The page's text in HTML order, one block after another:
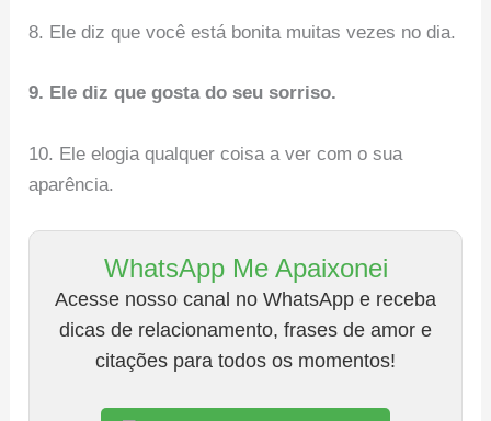
8. Ele diz que você está bonita muitas vezes no dia.
9. Ele diz que gosta do seu sorriso.
10. Ele elogia qualquer coisa a ver com o sua
aparência.
WhatsApp Me Apaixonei
Acesse nosso canal no WhatsApp e receba
dicas de relacionamento, frases de amor e
citações para todos os momentos!